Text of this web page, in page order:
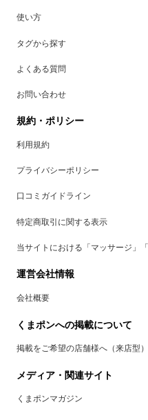
使い方
タグから探す
よくある質問
お問い合わせ
規約・ポリシー
利用規約
プライバシーポリシー
口コミガイドライン
特定商取引に関する表示
当サイトにおける「マッサージ」
運営会社情報
会社概要
くまポンへの掲載について
掲載をご希望の店舗様へ（来店型）
メディア・関連サイト
くまポンマガジン